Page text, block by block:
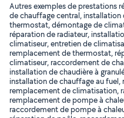
Autres exemples de prestations
de chauffage central,
thermostat, démontage de
réparation de radiateur,
climatiseur, entretien de
remplacement de thermostat,
climatiseur, raccordement de
installation de chaudière à
installation de chauffage au fuel,
remplacement de climatisation,
remplacement de pompe à
raccordement de pompe à